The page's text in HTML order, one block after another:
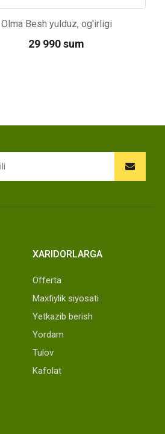
Olma Besh yulduz, og'irligi
29 990 sum
XARIDORLARGA
Offerta
Maxfiylik siyosati
Yetkazib berish
Yordam
Tulov
Kafolat